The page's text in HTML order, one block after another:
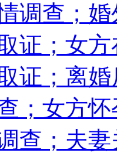
调查；
证；女
证；离
；女方
查；夫